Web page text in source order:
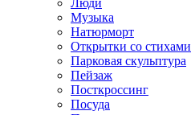
Люди
Музыка
Натюрморт
Открытки со стихами
Парковая скульптура
Пейзаж
Посткроссинг
Посуда